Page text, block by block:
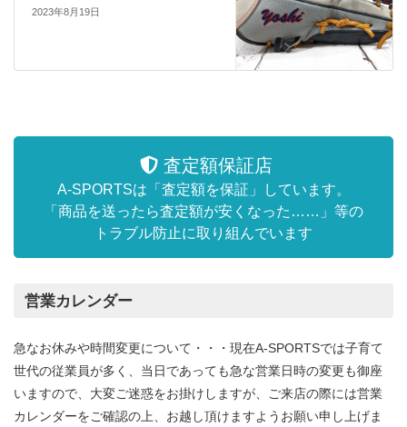
2023年8月19日
査定額保証店
A-SPORTSは「査定額を保証」しています。
「商品を送ったら査定額が安くなった……」等の
トラブル防止に取り組んでいます
営業カレンダー
急なお休みや時間変更について・・・現在A-SPORTSでは子育て
世代の従業員が多く、当日であっても急な営業日時の変更も御座
いますので、大変ご迷惑をお掛けしますが、ご来店の際には営業
カレンダーをご確認の上、お越し頂けますようお願い申し上げま